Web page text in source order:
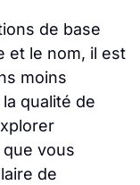
de base
et le nom, il est
moins
qualité de
vous
de